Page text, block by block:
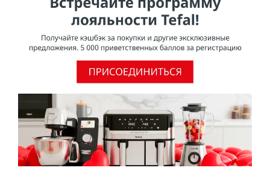
проведенному МАИР (Международное агентство по
изучению рака), ВОЗ (Всемирная организация
здравоохранения) отнесла ПТФЭ к группе 3 [Том 19, 288
(1979) и Дополнение 7.70 (1987)], признав, что он не
является канцерогеном для человека.О том, что ПТФЭ
безопасен для использования, свидетельствует и тот
факт, что он часто применяется в медицине
(кардиостимуляторы, искусственные артерии, протезы
и т.д.).